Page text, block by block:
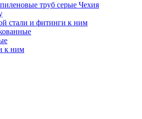
труб серые Чехия
стали и фитинги к ним
к ним